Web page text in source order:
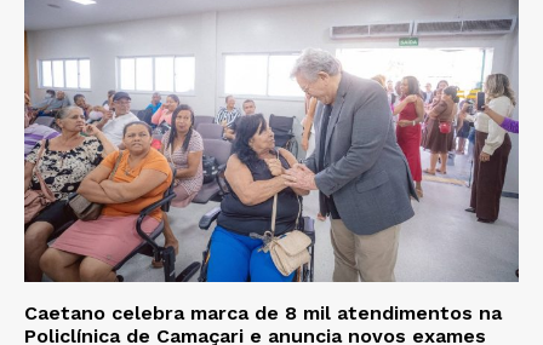
Caetano celebra marca de 8 mil atendimentos na
Policlínica de Camaçari e anuncia novos exames